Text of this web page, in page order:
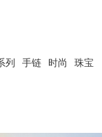
Winch链式手链
品，它对每位水手
的表达诠释了对蔚
列 手链 时尚 珠宝